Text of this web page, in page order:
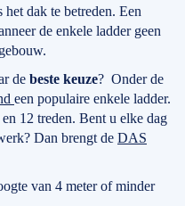
dak te betreden. Een
de enkele ladder geen
de beste keuze? Onder de
een populaire enkele ladder.
12 treden. Bent u elke dag
Dan brengt de DAS
van 4 meter of minder